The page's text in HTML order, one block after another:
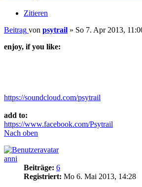
Zitieren
Beitrag von psytrail » So 7. Apr 2013,
enjoy, if you like:
https://soundcloud.com/psytrail
add to:
https://www.facebook.com/Psytrail
Nach oben
anni
Beiträge: 6
Registriert: Mo 6. Mai 2013, 14:28